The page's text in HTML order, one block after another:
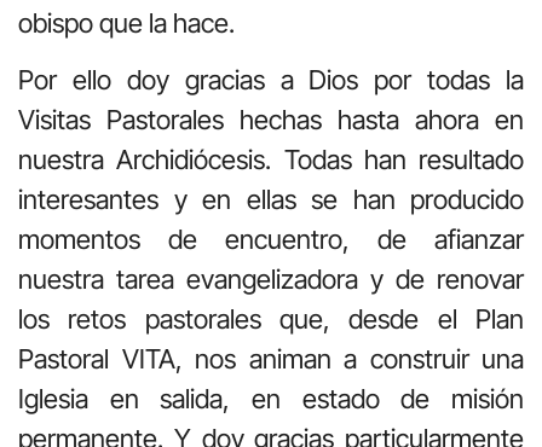
obispo que la hace.
Por ello doy gracias a Dios por todas la
Visitas Pastorales hechas hasta ahora en
nuestra Archidiócesis. Todas han resultado
interesantes y en ellas se han producido
momentos de encuentro, de afianzar
nuestra tarea evangelizadora y de renovar
los retos pastorales que, desde el Plan
Pastoral VITA, nos animan a construir una
Iglesia en salida, en estado de misión
permanente. Y doy gracias particularmente